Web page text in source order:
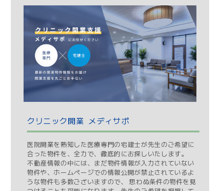
クリニック開業 メディサポ
医院開業を熟知した医療専門の宅建士が先生のご希望に
合った物件を、全力で、徹底的にお探しいたします。
不動産情報の中には、まだ物件情報が入力されていない
物件や、ホームページでの情報公開が禁止されているよ
うな物件も多数ございますので、 思わぬ条件の物件を見